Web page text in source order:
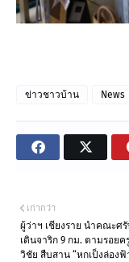
ข่าวชาวบ้าน News
เก่ากว่า
ผู้ว่าฯ เชียงราย นำคณะศ
เดินจาริก 9 กม. ตามรอยค
วิชัย สืบสาน “หกเป็งล่องฟ้